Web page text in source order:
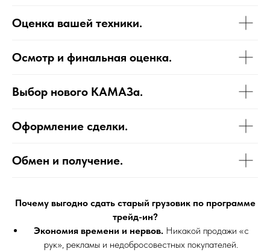
Оценка вашей техники.
Осмотр и финальная оценка.
Выбор нового КАМАЗа.
Оформление сделки.
Обмен и получение.
Почему выгодно сдать старый грузовик по программе
трейд-ин?
Экономия времени и нервов.Никакой продажи «с
рук», рекламы и недобросовестных покупателей.